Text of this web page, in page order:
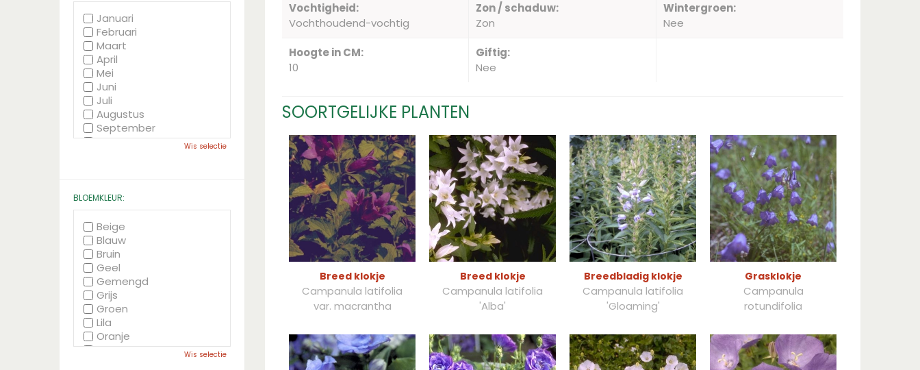
Vochtigheid:
Vochthoudend-vochtig
Zon / schaduw:
Zon
Wintergroen:
Nee
Hoogte in CM:
10
Giftig:
Nee
SOORTGELIJKE PLANTEN
Breed klokje
Campanula latifolia
var. macrantha
Breed klokje
Campanula latifolia
'Alba'
Breedbladig klokje
Campanula latifolia
'Gloaming'
Grasklokje
Campanula
rotundifolia
Januari
Februari
Maart
April
Mei
Juni
Juli
Augustus
September
Oktober
Wis selectie
BLOEMKLEUR:
Beige
Blauw
Bruin
Geel
Gemengd
Grijs
Groen
Lila
Oranje
Paars
Wis selectie